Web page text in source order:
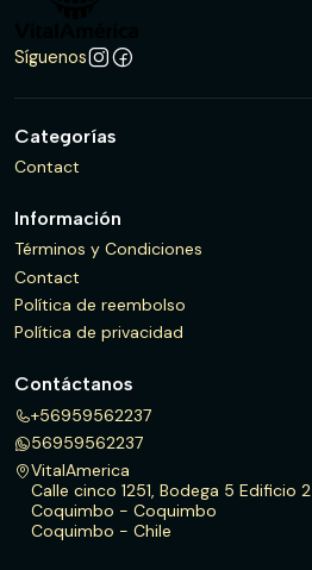
Síguenos
Categorías
Contact
Información
Términos y Condiciones
Contact
Política de reembolso
Política de privacidad
Contáctanos
+56959562237
56959562237
VitalAmerica
Calle cinco 1251, Bodega 5 Edificio 2
Coquimbo - Coquimbo
Coquimbo - Chile